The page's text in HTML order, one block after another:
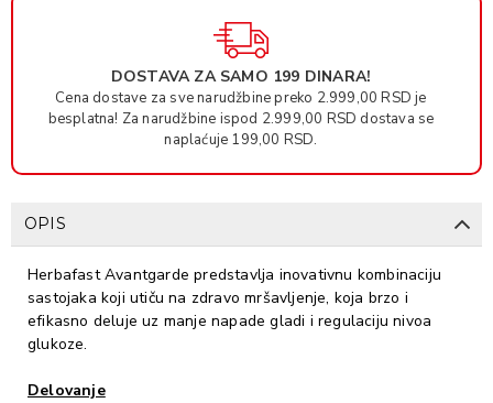
DOSTAVA ZA SAMO 199 DINARA!
Cena dostave za sve narudžbine preko 2.999,00 RSD je
besplatna! Za narudžbine ispod 2.999,00 RSD dostava se
naplaćuje 199,00 RSD.
OPIS
Herbafast Avantgarde predstavlja inovativnu kombinaciju
sastojaka koji utiču na zdravo mršavljenje, koja brzo i
efikasno deluje uz manje napade gladi i regulaciju nivoa
glukoze.
Delovanje